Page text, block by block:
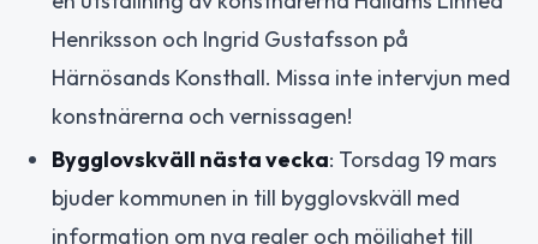
Henriksson och Ingrid Gustafsson på
Härnösands Konsthall. Missa inte intervjun med
konstnärerna och vernissagen!
Bygglovskväll nästa vecka: Torsdag 19 mars
bjuder kommunen in till bygglovskväll med
information om nya regler och möjlighet till